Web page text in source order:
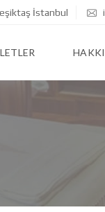
İstanbul